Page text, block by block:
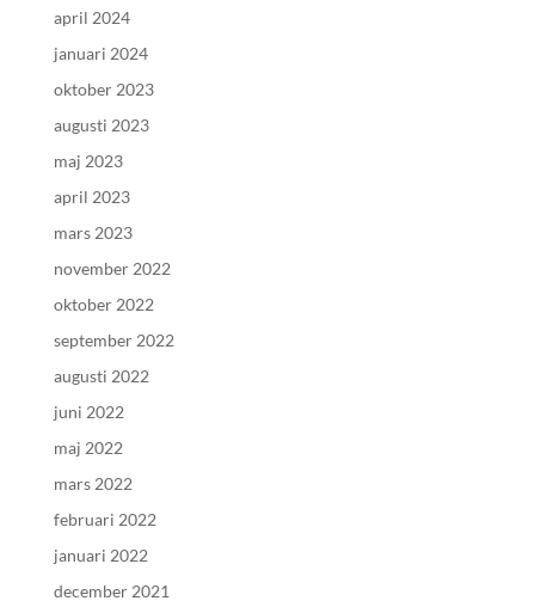
april 2024
januari 2024
oktober 2023
augusti 2023
maj 2023
april 2023
mars 2023
november 2022
oktober 2022
september 2022
augusti 2022
juni 2022
maj 2022
mars 2022
februari 2022
januari 2022
december 2021